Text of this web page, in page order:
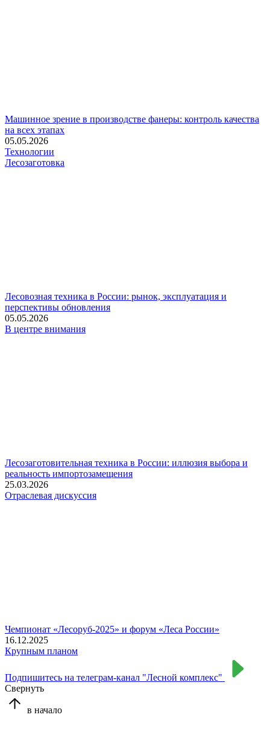
Машинное зрение в производстве фанеры: контроль качества
на всех этапах
05.05.2026
Технологии
Лесозаготовка
Лесовозная техника в России: рынок, эксплуатация и
перспективы обновления
05.05.2026
В центре внимания
Лесозаготовительная техника в России: иллюзия выбора и
реальность импортозамещения
25.03.2026
Отраслевая дискуссия
Чемпионат «Лесоруб-2025» и форум «Леса России»
16.12.2025
Крупным планом
Подпишитесь на телеграм-канал "Лесной комплекс"
Свернуть
в начало